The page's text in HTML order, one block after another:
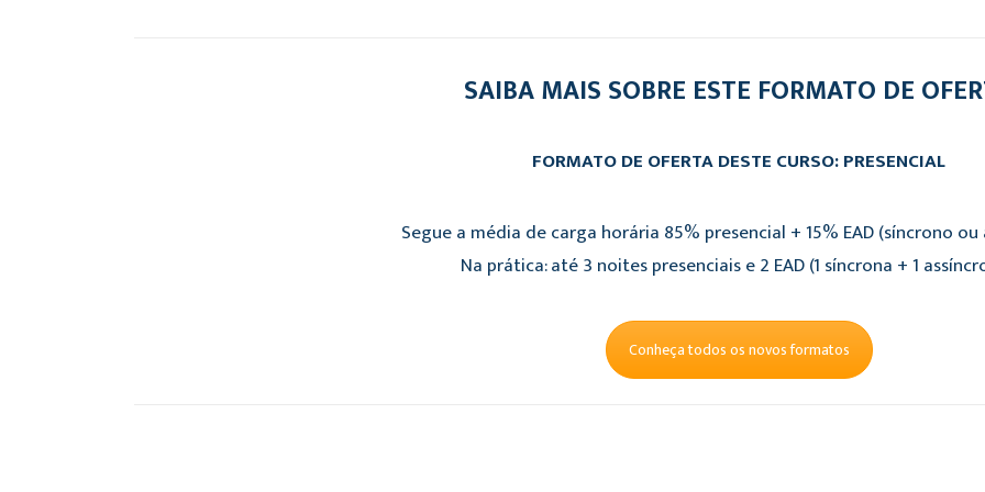
SAIBA MAIS SOBRE ESTE FORMATO DE
FORMATO DE OFERTA DESTE CURSO: PRESENCIAL
Segue a média de carga horária 85% presencial + 15% EAD (síncrono ou
Na prática: até 3 noites presenciais e 2 EAD (1 síncrona + 1
Conheça todos os novos formatos